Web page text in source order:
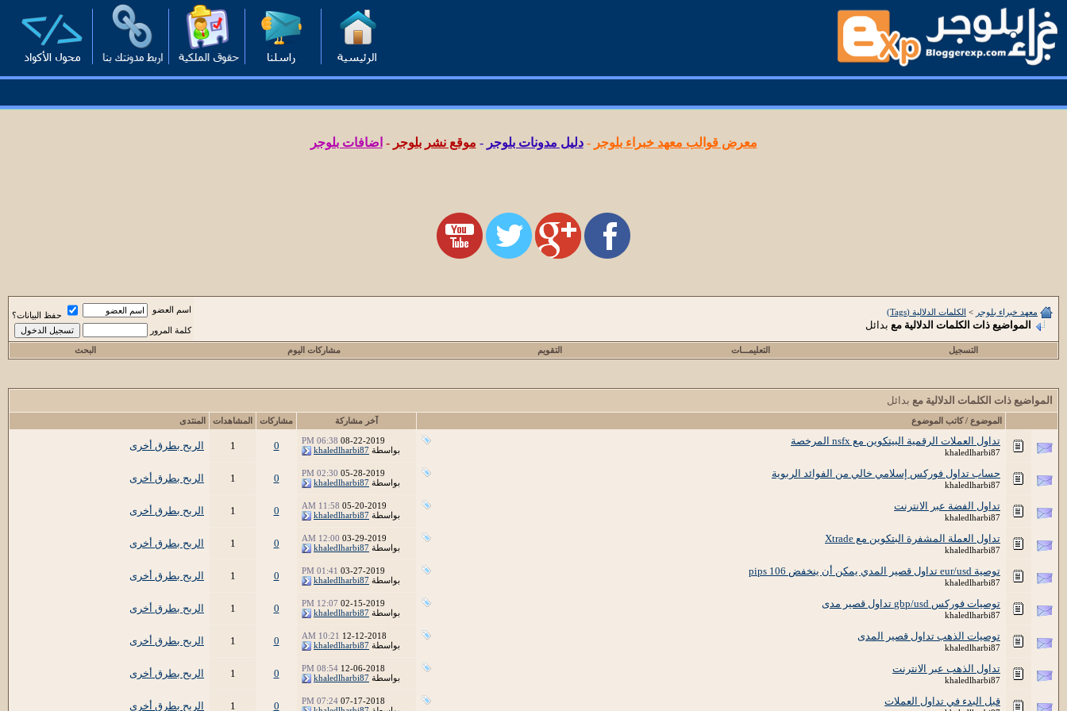
معرض قوالب معهد خبراء بلوجر -دليل مدونات بلوجر - موقع نشر بلوجر - اضافات بلوجر
معهد خبراء بلوجر > الكلمات الدلالية (Tags)
المواضيع ذات الكلمات الدلالية مع بدائل
اسم العضو
حفظ البيانات؟
كلمة المرور
التسجيل التعليمـــات التقويم مشاركات اليوم البحث
المواضيع ذات الكلمات الدلالية مع بدائل
الموضوع / كاتب الموضوع آخر مشاركة مشاركات المشاهدات المنتدى
تداول العملات الرقمية البيتكوين مع nsfx المرخصة
khaledlharbi87
08-22-2019
06:38 PM
بواسطة khaledlharbi87
0
1 الربح بطرق أخرى
حساب تداول فوركس إسلامي خالي من الفوائد الربوية
khaledlharbi87
05-28-2019
02:30 PM
بواسطة khaledlharbi87
0
1 الربح بطرق أخرى
تداول الفضة عبر الانترنت
khaledlharbi87
05-20-2019
11:58 AM
بواسطة khaledlharbi87
0
1 الربح بطرق أخرى
تداول العملة المشفرة البتكوين مع Xtrade
khaledlharbi87
03-29-2019
12:00 AM
بواسطة khaledlharbi87
0
1 الربح بطرق أخرى
توصية eur/usd تداول قصير المدي يمكن أن ينخفض 106 pips
khaledlharbi87
03-27-2019
01:41 PM
بواسطة khaledlharbi87
0
1 الربح بطرق أخرى
توصيات فوركس gbp/usd تداول قصير مدى
khaledlharbi87
02-15-2019
12:07 PM
بواسطة khaledlharbi87
0
1 الربح بطرق أخرى
توصيات الذهب تداول قصير المدى
khaledlharbi87
12-12-2018
10:21 AM
بواسطة khaledlharbi87
0
1 الربح بطرق أخرى
تداول الذهب عبر الانترنت
khaledlharbi87
12-06-2018
08:54 PM
بواسطة khaledlharbi87
0
1 الربح بطرق أخرى
قبل البدء في تداول العملات 07-17-2018
07:24 PM
0
1 الربح بطرق أخرى